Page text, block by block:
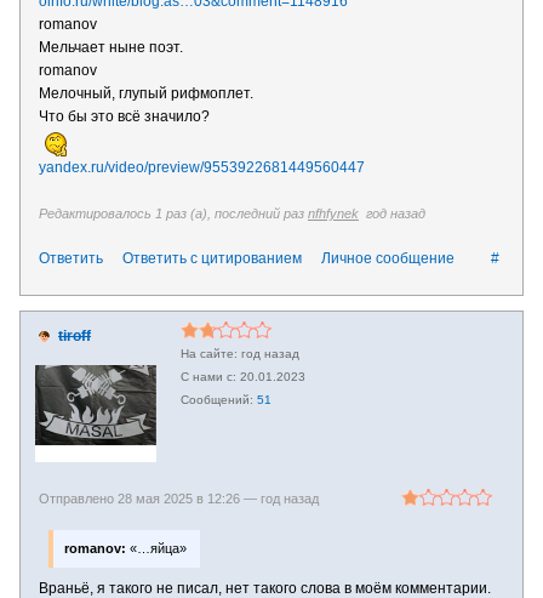
romanov
Мельчает ныне поэт.
romanov
Мелочный, глупый рифмоплет.
Что бы это всё значило?
yandex.ru/video/preview/9553922681449560447
Редактировалось 1 раз (а), последний раз nfhfynek год назад
#
Ответить Ответить с цитированием Личное сообщение
tiroff
год назад
20.01.2023
51
Отправлено 28 мая 2025 в 12:26 — год назад
romanov: «…яйца»
Враньё, я такого не писал, нет такого слова в моём комментарии.